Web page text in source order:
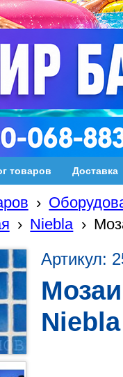
товаров Доставка
›
› Niebla ›
Артикул: